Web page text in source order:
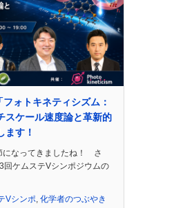
ォトキネティシズム：
スケール速度論と革新的
ます！
になってきましたね！ さ
回ケムステVシンポジウムの
Vシンポ, 化学者のつぶやき